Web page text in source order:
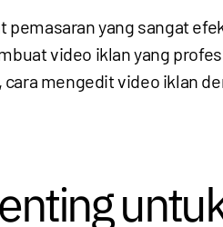
pemasaran yang sangat
video iklan yang
mengedit video iklan